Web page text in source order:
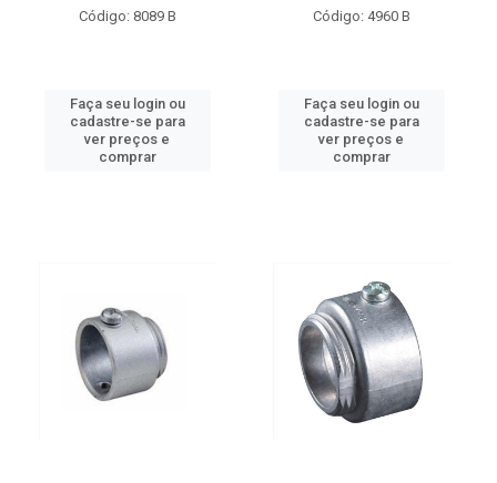
Código: 8089 B
Faça seu login ou
cadastre-se para
ver preços e
comprar
Código: 4960 B
Faça seu login ou
cadastre-se para
ver preços e
comprar